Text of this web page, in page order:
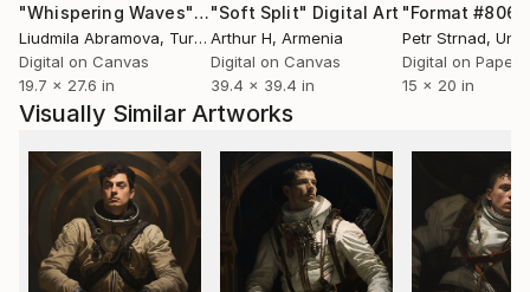
​
Installazioni, interventi ambientali, performance,
sculture, fotografie e qualsiasi altro tipo di
espressione può cambiare il modo di vedere le cose;
Si può mescolare il modo tradizionale, "normale" di
vedere il mondo, con una rappresentazione più
astratta, asettica e precisa.
"Whispering Waves"Digital Art
Liudmila Abramova, Turkey
Digital on Canvas
19.7 x 27.6 in
"Soft Split" Digital Art
Arthur H, Armenia
Digital on Canvas
39.4 x 39.4 in
"Format #806"
Petr Strnad,
Digital on Paper
15 x 20 in
Visually Similar Artworks